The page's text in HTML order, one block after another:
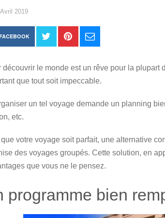
2019
découvrir le monde est un rêve pour la plupart
que tout soit impeccable.
un tel voyage demande un planning
etc.
que votre voyage soit parfait, une alternative
des voyages groupés. Cette solution, en
que vous ne le pensez.
programme bien